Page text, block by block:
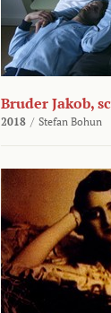
Bruder Jakob,
2018 / Stefan Bohun